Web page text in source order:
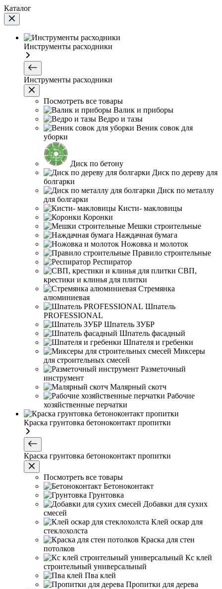
Каталог
Инструменты расходники
Инструменты расходники
Посмотреть все товары
Валик и приборы
Ведро и тазы
Веник совок для
уборки
Диск по бетону
Диск по дереву для
болгарки
Диск по металлу
для болгарки
Кисти- макловицы
Коронки
Мешки строительные
Наждачная бумага
Ножовка и молоток
Правило строительные
Респиратор
СВП,
крестики и клинья для плитки
Стремянка
алюминиевая
Шпатель
PROFESSIONAL
Шпатель ЗУБР
Шпатель фасадный
Шпателя и гребенки
Миксеры
для строительных смесей
Разметочный
инструмент
Малярный скотч
Рабочие
хозяйственные перчатки
Краска грунтовка бетоноконтакт пропитки
Краска грунтовка бетоноконтакт пропитки
Посмотреть все товары
Бетоноконтакт
Грунтовка
Добавки для сухих
смесей
Клей оскар для
стеклохолста
Краска для стен
потолков
Кс клей
строительный универсальный
Пва клей
Пропитки для дерева